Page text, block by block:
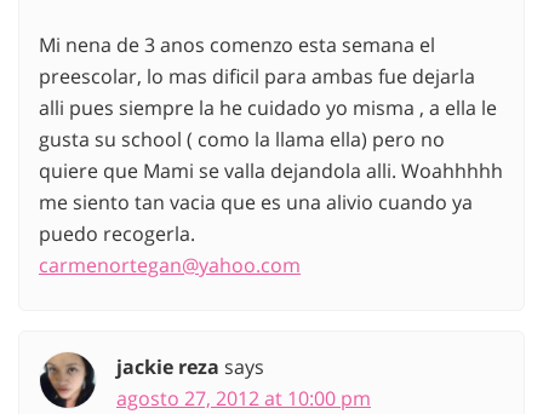
Mi nena de 3 anos comenzo esta semana el
preescolar, lo mas dificil para ambas fue dejarla
alli pues siempre la he cuidado yo misma , a ella le
gusta su school ( como la llama ella) pero no
quiere que Mami se valla dejandola alli. Woahhhhh
me siento tan vacia que es una alivio cuando ya
puedo recogerla.
carmenortegan@yahoo.com
jackie reza says
agosto 27, 2012 at 10:00 pm